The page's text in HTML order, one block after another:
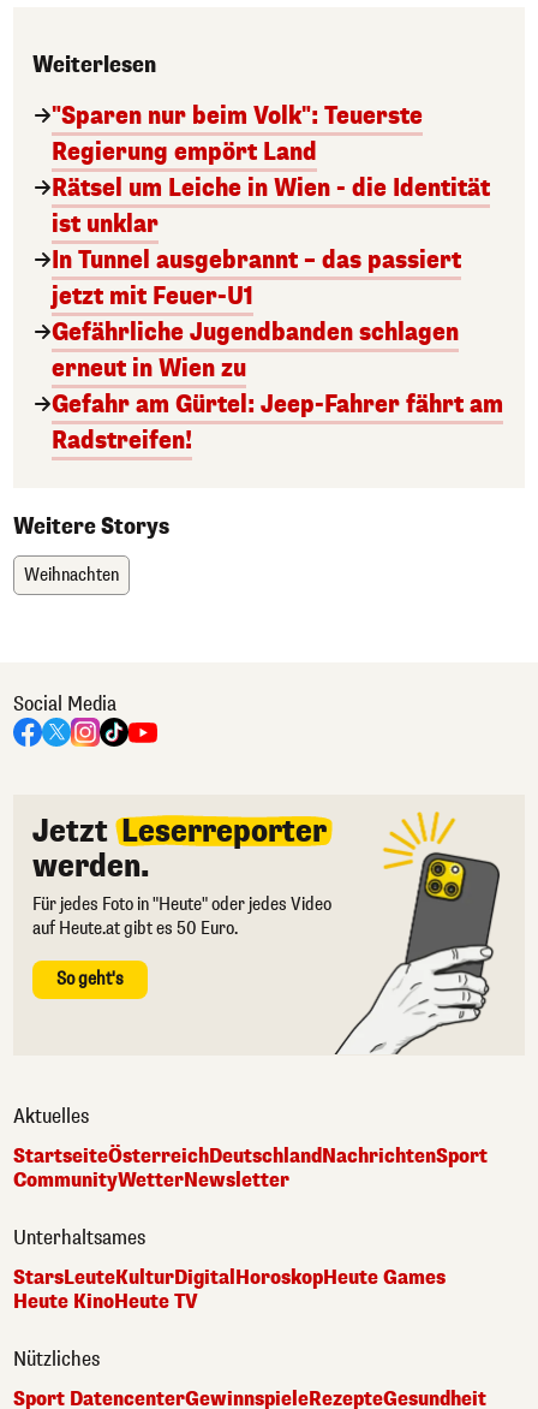
Weiterlesen
"Sparen nur beim Volk": Teuerste
Regierung empört Land
Rätsel um Leiche in Wien - die Identität
ist unklar
In Tunnel ausgebrannt – das passiert
jetzt mit Feuer-U1
Gefährliche Jugendbanden schlagen
erneut in Wien zu
Gefahr am Gürtel: Jeep-Fahrer fährt am
Radstreifen!
Weitere Storys
Weihnachten
Social Media
Jetzt Leserreporter
werden.
Für jedes Foto in "Heute" oder jedes Video
auf Heute.at gibt es 50 Euro.
So geht's
Aktuelles
StartseiteÖsterreichDeutschlandNachrichtenSport
CommunityWetterNewsletter
Unterhaltsames
StarsLeuteKulturDigital HoroskopHeute Games
Heute KinoHeute TV
Nützliches
Sport DatencenterGewinnspieleRezepteGesundheit